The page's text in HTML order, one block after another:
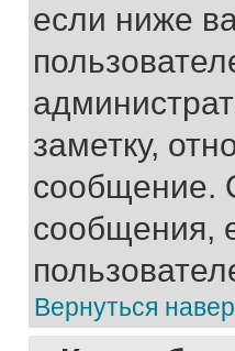
если ниже
заметку,
сообщение.
сообщения,
Вернуться